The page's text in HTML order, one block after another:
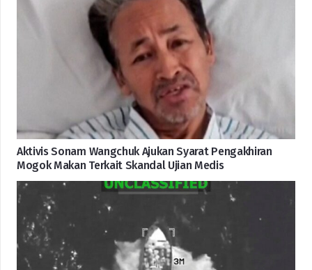
Aktivis Sonam Wangchuk Ajukan Syarat Pengakhiran
Mogok Makan Terkait Skandal Ujian Medis